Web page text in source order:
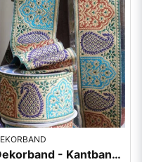
Dekorband - Kantband i textil Nr 85